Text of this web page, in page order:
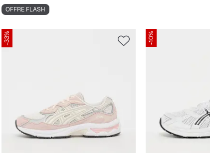
OFFRE FLASH
-33% -10%